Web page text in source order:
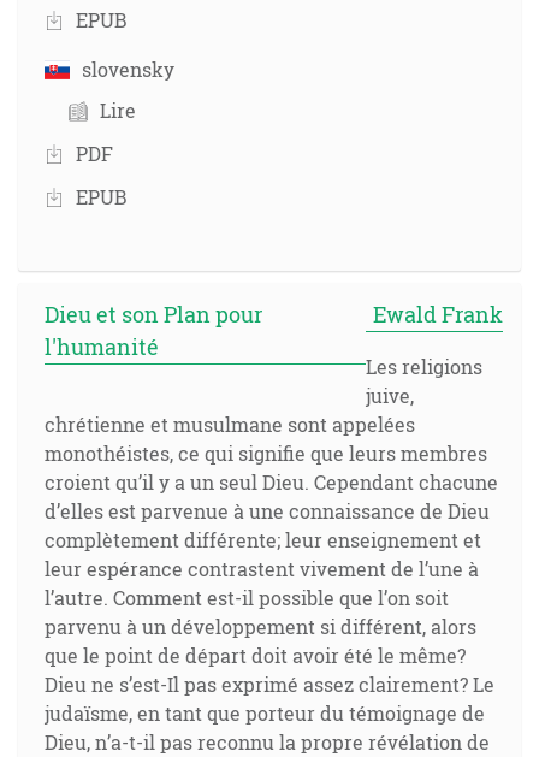
EPUB
slovensky
Lire
PDF
EPUB
Dieu et son Plan pour
l'humanité
Ewald Frank
Les religions
juive,
chrétienne et musulmane sont appelées
monothéistes, ce qui signifie que leurs membres
croient qu’il y a un seul Dieu. Cependant chacune
d’elles est parvenue à une connaissance de Dieu
complètement différente; leur enseignement et
leur espérance contrastent vivement de l’une à
l’autre. Comment est-il possible que l’on soit
parvenu à un développement si différent, alors
que le point de départ doit avoir été le même?
Dieu ne s’est-Il pas exprimé assez clairement? Le
judaïsme, en tant que porteur du témoignage de
Dieu, n’a-t-il pas reconnu la propre révélation de